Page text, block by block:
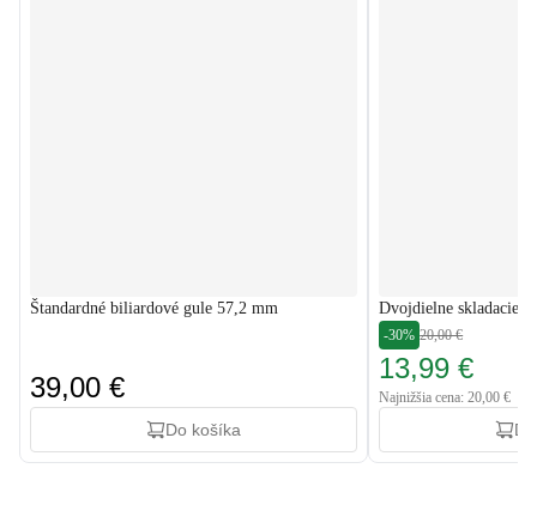
Štandardné biliardové gule 57,2 mm
39,00 €
Do košíka
Dvojdielne skladacie
-30% 20,00 €
13,99 €
Najnižšia cena: 20,00 €